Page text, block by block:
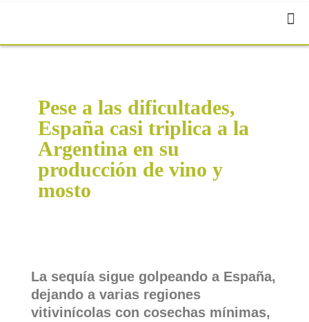
Pese a las dificultades,
España casi triplica a la
Argentina en su
producción de vino y
mosto
La sequía sigue golpeando a España,
dejando a varias regiones
vitivinícolas con cosechas mínimas,